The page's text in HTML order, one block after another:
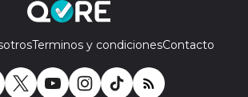
Terminos y condicionesContacto